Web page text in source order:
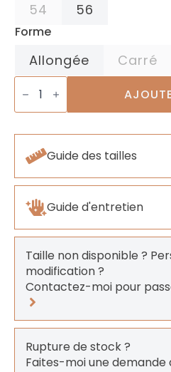
54 56
Forme
Allongée Carré
quantité
de
Bagues
Topaze
Guide des tailles
Guide d'entretien
Taille non disponible ?
modification ?
Contactez-moi pour
Rupture de stock ?
Faites-moi une